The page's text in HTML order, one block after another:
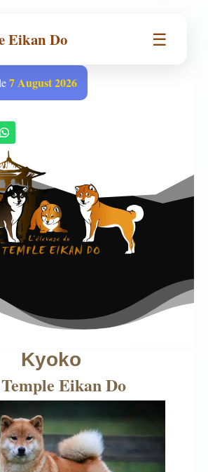
Eikan Do ☰
7 August 2026
Kyoko
Eikan Do